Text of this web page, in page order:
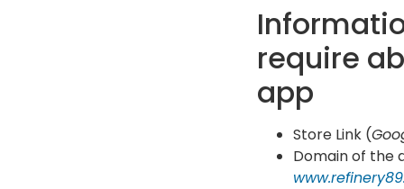
require
app
Store Link (
Domain of the